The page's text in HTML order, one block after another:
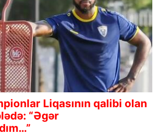
Liqasının qalibi olan
“Əgər